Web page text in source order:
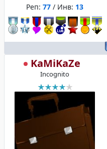
Реп: 77 / Инв: 13
KaMiKaZe
Incognito